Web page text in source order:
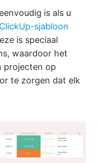
is als u
ClickUp-sjabloon
is speciaal
waardoor het
projecten op
te zorgen dat elk